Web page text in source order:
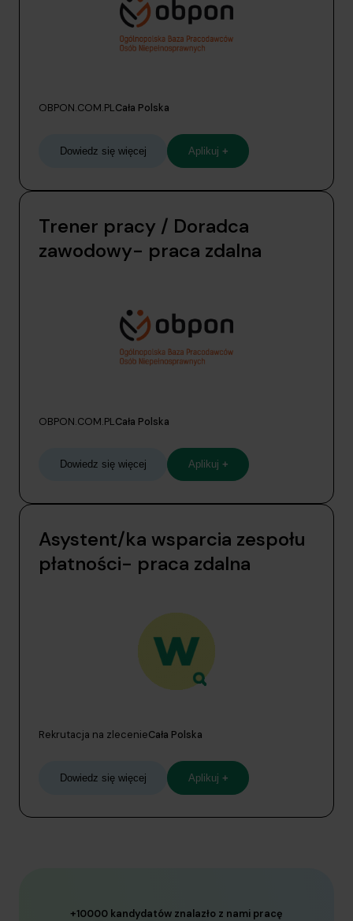
OBPON.COM.PLCała Polska
Dowiedz się więcej Aplikuj +
Trener pracy / Doradca
zawodowy- praca zdalna
OBPON.COM.PLCała Polska
Dowiedz się więcej Aplikuj +
Asystent/ka wsparcia zespołu
płatności- praca zdalna
Rekrutacja na zlecenieCała Polska
Dowiedz się więcej Aplikuj +
+10000 kandydatów znalazło z nami pracę